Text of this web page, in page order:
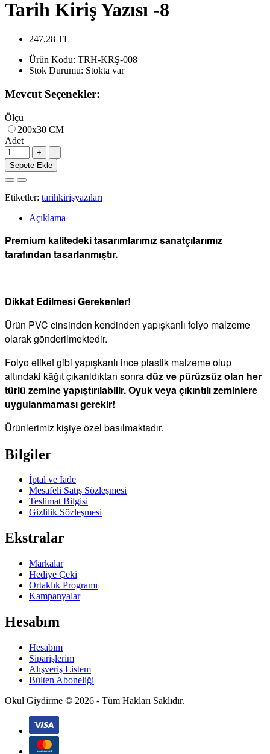
Tarih Kiriş Yazısı -8
247,28 TL
Ürün Kodu: TRH-KRŞ-008
Stok Durumu: Stokta var
Mevcut Seçenekler:
Ölçü
200x30 CM
Adet
Sepete Ekle
Etiketler: tarihkirişyazıları
Açıklama
Premium kalitedeki tasarımlarımız sanatçılarımız
tarafından tasarlanmıştır.
Dikkat Edilmesi Gerekenler!
Ürün PVC cinsinden kendinden yapışkanlı folyo malzeme
olarak gönderilmektedir.
Folyo etiket gibi yapışkanlı ince plastik malzeme olup
altındaki kâğıt çıkarıldıktan sonradüz ve pürüzsüz olan her
türlü zemine yapıştırılabilir. Oyuk veya çıkıntılı zeminlere
uygulanmaması gerekir!
Ürünlerimiz kişiye özel basılmaktadır.
Bilgiler
İptal ve İade
Mesafeli Satış Sözleşmesi
Teslimat Bilgisi
Gizlilik Sözleşmesi
Ekstralar
Markalar
Hediye Çeki
Ortaklık Programı
Kampanyalar
Hesabım
Hesabım
Siparişlerim
Alışveriş Listem
Bülten Aboneliği
Okul Giydirme © 2026 - Tüm Hakları Saklıdır.